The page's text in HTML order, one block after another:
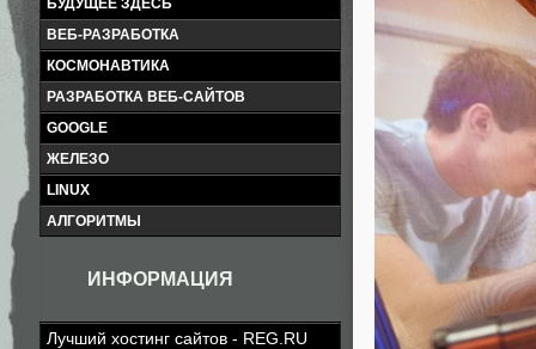
БУДУЩЕЕ ЗДЕСЬ
ВЕБ-РАЗРАБОТКА
КОСМОНАВТИКА
РАЗРАБОТКА ВЕБ-САЙТОВ
GOOGLE
ЖЕЛЕЗО
LINUX
АЛГОРИТМЫ
ИНФОРМАЦИЯ
Лучший хостинг сайтов - REG.RU